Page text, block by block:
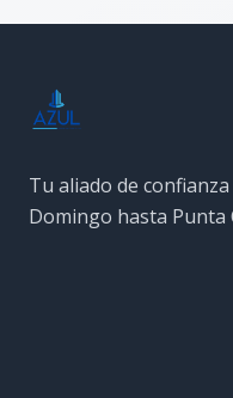
Tu aliado de
Domingo hasta Punta